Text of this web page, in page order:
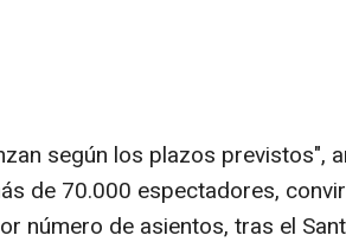
según los plazos previstos",
de 70.000 espectadores,
número de asientos, tras el